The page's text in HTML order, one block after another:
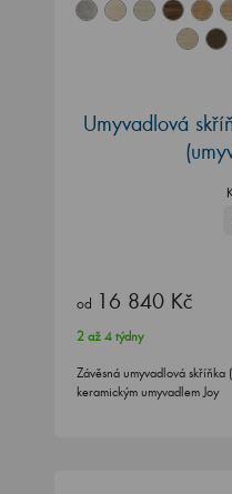
Umyvadlová
od 16 840 Kč
2 až 4 týdny
Závěsná umyvadlová
keramickým umyvadlem Joy